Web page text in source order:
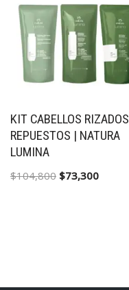
KIT CABELLOS RIZADOS
REPUESTOS | NATURA
LUMINA
$104,800 $73,300